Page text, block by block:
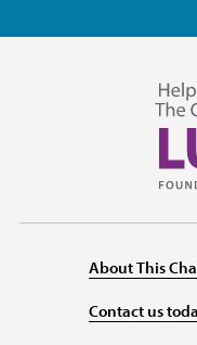
About This
Contact us